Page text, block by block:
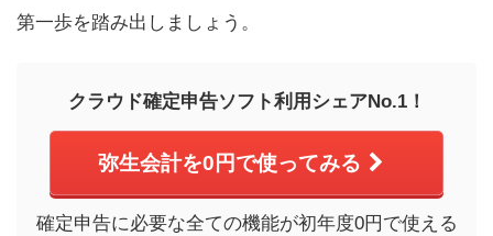
第一歩を踏み出しましょう。
クラウド確定申告ソフト利用シェアNo.1！
弥生会計を0円で使ってみる
確定申告に必要な全ての機能が初年度0円で使える